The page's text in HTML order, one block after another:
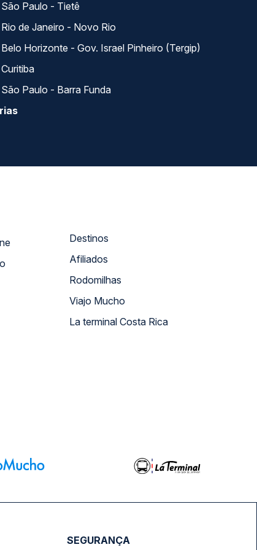
Paulo - Tietê
de Janeiro - Novo Rio
Horizonte - Gov. Israel Pinheiro (Tergip)
Paulo - Barra Funda
Destinos
Afiliados
Rodomilhas
Viajo Mucho
La terminal Costa Rica
SEGURANÇA